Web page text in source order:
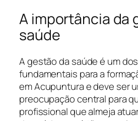
A importância da
saúde
A gestão da saúde é um
fundamentais para a
em Acupuntura e deve ser
preocupação central para
profissional que almeja